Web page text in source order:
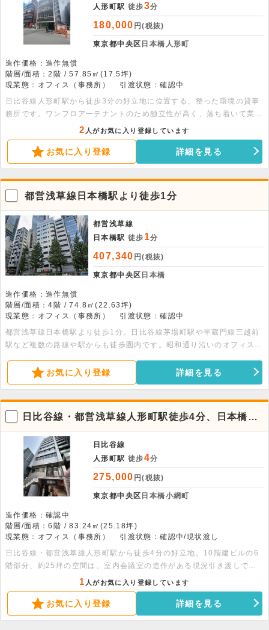
人形町駅 徒歩3分
180,000 円(税抜)
東京都中央区 日本橋人形町
造作価格：造作無償
階層/面積：2階 / 57.85㎡(17.5坪)
現業態：オフィス（事務所）
引渡状態：確認中
日比谷線人形町駅から徒歩3分の好立地に位置する、整った環境の貸事
務所です。ワンフロア一テナントのため独立性が高く、落ち着いて業務
に専念できます。57.85平米の室内は個別空調完備。便利な周辺施設も
充実しており、ビジネスの拠点として優れた条件を備えています。まず
は詳細をお問い合わせください。
2 人がお気に入り登録しています
お気に入り登録 詳細を見る
都営浅草線日本橋駅より徒歩1分
都営浅草線
日本橋駅 徒歩 1分
407,340 円(税抜)
東京都中央区 日本橋
造作価格：造作無償
階層/面積：4階 / 74.8㎡(22.63坪)
現業態：オフィス（事務所）
引渡状態：確認中
都営浅草線日本橋駅より徒歩1分。日比谷線茅場町駅や半蔵門線三越前
駅など複数の路線や駅からも徒歩圏内です。昭和通り沿いのオフィスビ
お気に入り登録 詳細を見る
日比谷線・都営浅草線人形町駅徒歩4分、日本橋小
網町の6階貸事務所。利便性良好なオフィス
日比谷線
人形町駅 徒歩4分
275,000 円(税抜)
東京都中央区 日本橋小網町
造作価格：確認中
階層/面積：6階 / 83.24㎡(25.18坪)
現業態：オフィス（事務所）
引渡状態：確認中/現状渡し
日比谷線・都営浅草線人形町駅から徒歩4分の好立地。10階建ビルの6
階部分、約25坪の空間は、室内会議室の造作がある現況引き渡しで
す。男女別トイレやOAフロアなど設備が充実。お気軽にお問い合わせ
ください。
1 人がお気に入り登録しています
お気に入り登録 詳細を見る